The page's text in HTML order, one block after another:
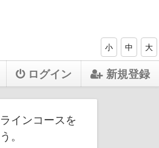
小 中 大
ログイン 新規登録
インコースを
。